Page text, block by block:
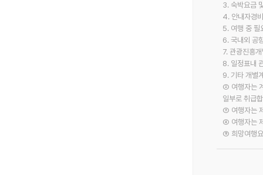
3. 숙박요금
4. 안내자경비
5. 여행 중 필
6. 국내외 공
7. 관광진흥
8. 일정표내
9. 기타 개별
② 여행자는
일부로 취급
③ 여행자는
④ 여행자는
⑤ 희망여행